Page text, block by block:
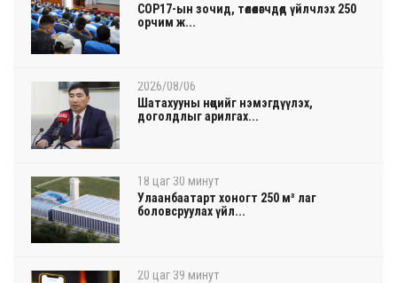
COP17-ын зочид, төлөөлөгчдөд үйлчлэх 250
орчим ж...
2026/08/06
Шатахууны нөөцийг нэмэгдүүлэх,
доголдлыг арилгах...
18 цаг 30 минут
Улаанбаатарт хоногт 250 м³ лаг
боловсруулах үйл...
20 цаг 39 минут